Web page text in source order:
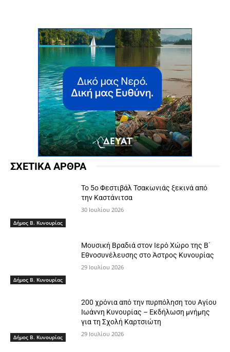
ΣΧΕΤΙΚΑ ΑΡΘΡΑ
Δήμος Β. Κυνουρίας
Το 5ο Φεστιβάλ Τσακωνιάς ξεκινά από
την Καστάνιτσα
30 Ιουλίου 2026
Δήμος Β. Κυνουρίας
Μουσική Βραδιά στον Ιερό Χώρο της Β΄
Εθνοσυνέλευσης στο Άστρος Κυνουρίας
29 Ιουλίου 2026
Δήμος Β. Κυνουρίας
200 χρόνια από την πυρπόληση του Αγίου
Ιωάννη Κυνουρίας – Εκδήλωση μνήμης
για τη Σχολή Καρτσιώτη
29 Ιουλίου 2026